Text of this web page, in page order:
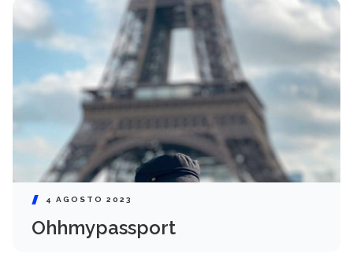
4 AGOSTO 2023
Ohhmypassport